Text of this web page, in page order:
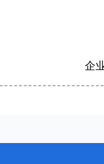
企